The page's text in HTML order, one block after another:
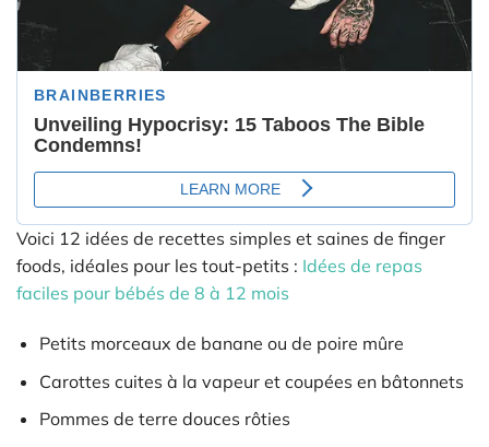
Voici 12 idées de recettes simples et saines de finger
foods, idéales pour les tout-petits : Idées de repas
faciles pour bébés de 8 à 12 mois
Petits morceaux de banane ou de poire mûre
Carottes cuites à la vapeur et coupées en bâtonnets
Pommes de terre douces rôties